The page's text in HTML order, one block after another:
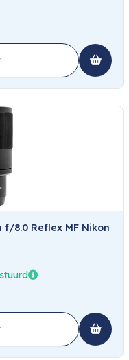
f/8.0 Reflex MF Nikon